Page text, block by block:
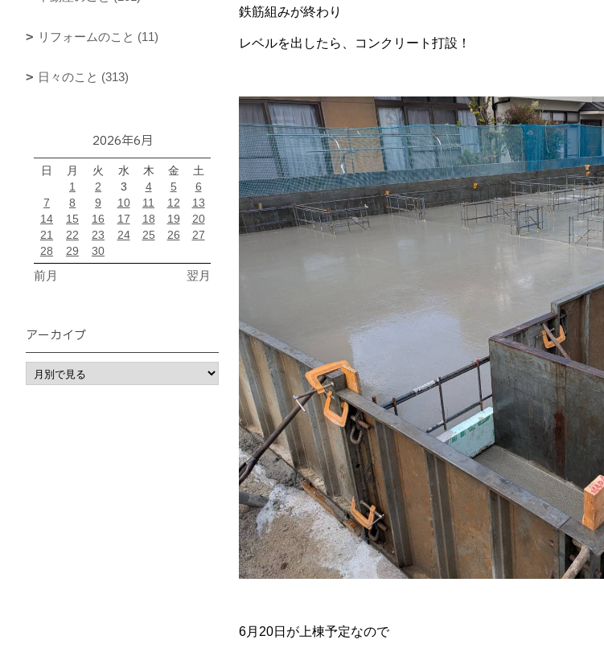
鉄筋組みが終わり
レベルを出したら、コンクリート打設！
6月20日が上棟予定なので
リフォームのこと (11)
日々のこと (313)
2026年6月
日 月 火 水 木 金
土
1
2 3 4 5
6
7
8 9 10 11 12
13
14
15 16 17 18 19
20
21
22 23 24 25 26
27
28
29 30
前月 翌月
アーカイブ